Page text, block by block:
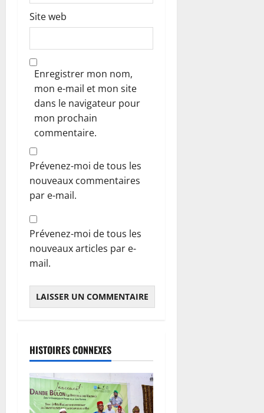
Site web
Enregistrer mon nom,
mon e-mail et mon site
dans le navigateur pour
mon prochain
commentaire.
Prévenez-moi de tous les
nouveaux commentaires
par e-mail.
Prévenez-moi de tous les
nouveaux articles par e-
mail.
HISTOIRES CONNEXES